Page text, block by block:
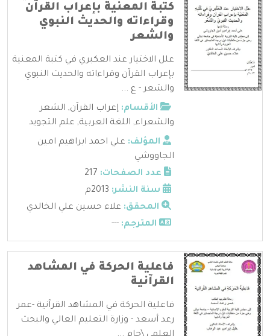
كتبة المعنية بإعراب القرآن
وقراءاته والحديث النبوي
والشعر
علل الاختيار عند العكبري في كتبة المعنية
بإعراب القرآن وقراءاته والحديث النبوي
والشعر - ع ...
الأقسام: إعراب القرآن, الشعر
والشعراء, اللغة العربية, علم التجويد
المؤلف: علي احمد ابراهيم امين
الجاووشي
عدد الصفحات:
سنة النشر:
المحقق: علاء حسين علي الخالدي
المترجم: ---
فاعلية الحركة في المشاهد
القرآنية
فاعلية الحركة في المشاهد القرآنية -عمر
رعد أسعد - وزارة التعليم العالي والبحث